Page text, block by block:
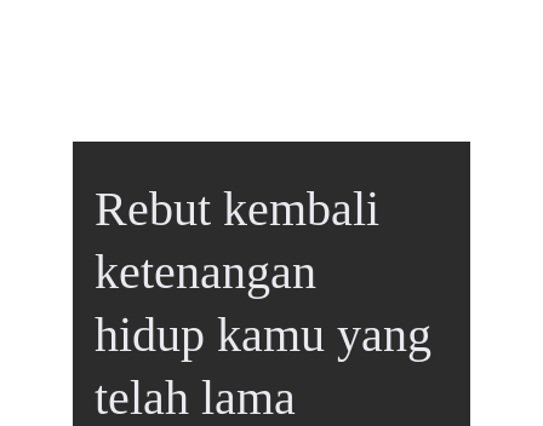
Rebut kembali
ketenangan
hidup kamu yang
telah lama